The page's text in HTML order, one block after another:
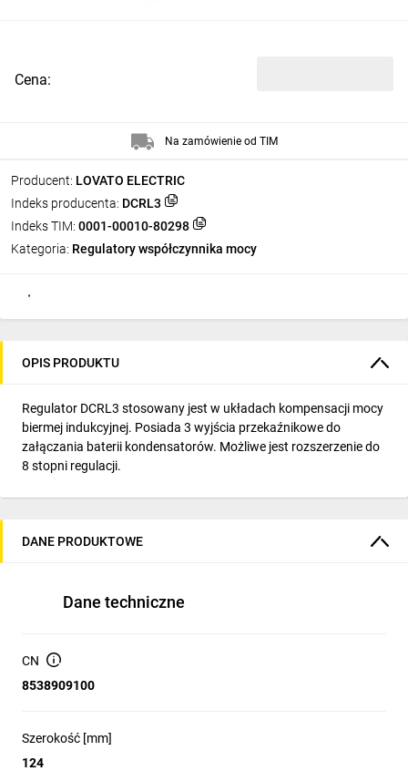
Producent: LOVATO ELECTRIC
Indeks producenta: DCRL3
Indeks TIM: 0001-00010-80298
Kategoria: Regulatory współczynnika mocy
Cena:
Na zamówienie od TIM
OPIS PRODUKTU
Regulator DCRL3 stosowany jest w układach kompensacji mocy
biermej indukcyjnej. Posiada 3 wyjścia przekaźnikowe do
załączania baterii kondensatorów. Możliwe jest rozszerzenie do
8 stopni regulacji.
DANE PRODUKTOWE
Dane techniczne
CN
8538909100
Szerokość [mm]
124